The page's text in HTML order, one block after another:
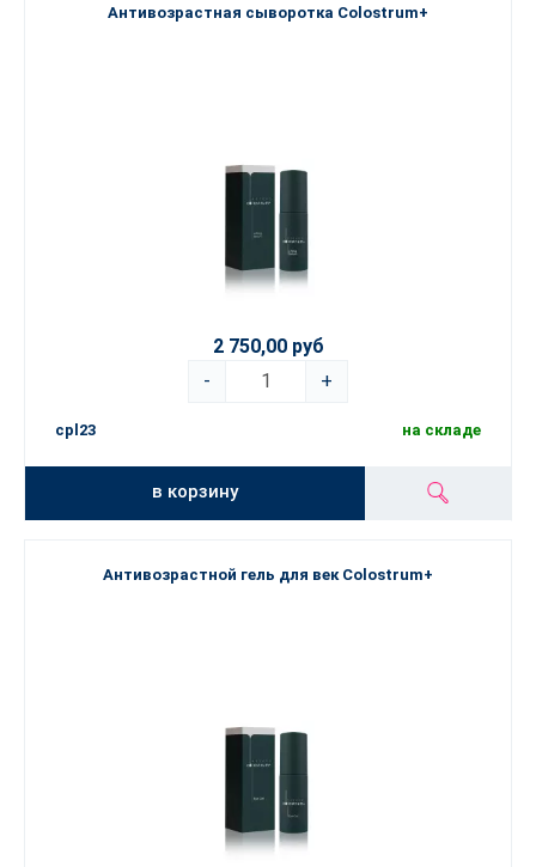
Антивозрастная сыворотка Colostrum+
2 750,00 руб
-
+
cpl23 на складе
в корзину
Антивозрастной гель для век Colostrum+